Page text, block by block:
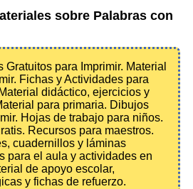
sobre Palabras con
Gratuitos para Imprimir. Material
Fichas y Actividades para
didáctico, ejercicios y
para primaria. Dibujos
Hojas de trabajo para niños.
Recursos para maestros.
cuadernillos y láminas
para el aula y actividades en
de apoyo escolar,
y fichas de refuerzo.